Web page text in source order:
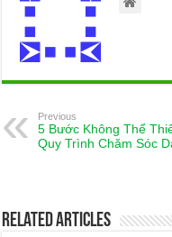
Previous
5 Bước Không Thể
Quy Trình Chăm Sóc
Related Articles